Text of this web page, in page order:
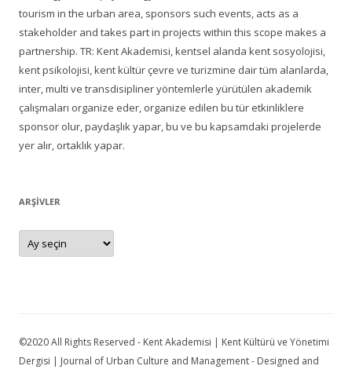
tourism in the urban area, sponsors such events, acts as a
stakeholder and takes part in projects within this scope makes a
partnership. TR: Kent Akademisi, kentsel alanda kent sosyolojisi,
kent psikolojisi, kent kültür çevre ve turizmine dair tüm alanlarda,
inter, multi ve transdisipliner yöntemlerle yürütülen akademik
çalışmaları organize eder, organize edilen bu tür etkinliklere
sponsor olur, paydaşlık yapar, bu ve bu kapsamdaki projelerde
yer alır, ortaklık yapar.
ARŞIVLER
Arşivler
©2020 All Rights Reserved - Kent Akademisi | Kent Kültürü ve Yönetimi
Dergisi | Journal of Urban Culture and Management - Designed and